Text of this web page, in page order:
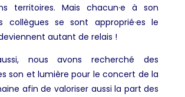
territoires. Mais chacun·e à son
collègues se sont approprié·es le
autant de relais !
nous avons recherché des
son et lumière pour le concert de la
afin de valoriser aussi la part des